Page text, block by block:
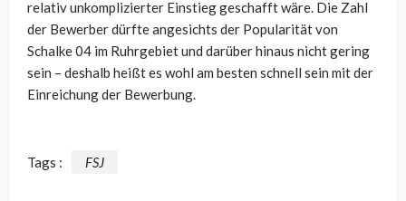
relativ unkomplizierter Einstieg geschafft wäre. Die Zahl
der Bewerber dürfte angesichts der Popularität von
Schalke 04 im Ruhrgebiet und darüber hinaus nicht gering
sein – deshalb heißt es wohl am besten schnell sein mit der
Einreichung der Bewerbung.
Tags : FSJ